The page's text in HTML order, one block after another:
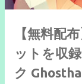
【無料配
ットを収
ク